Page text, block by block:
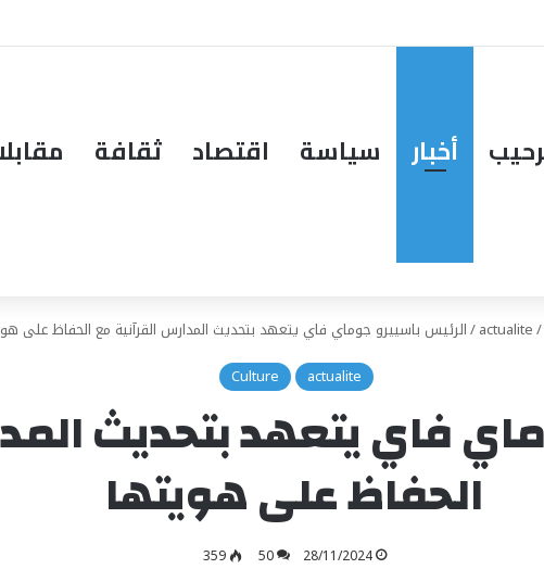
أخبار سياسة اقتصاد ثقافة
/
actualite
/الرئيس باسييرو جوماي فاي يتعهد بتحديث المدارس القرآنية مع الحفاظ على
actualite
Culture
فاي يتعهد بتحديث
الحفاظ على هويتها
28/11/2024
50
359